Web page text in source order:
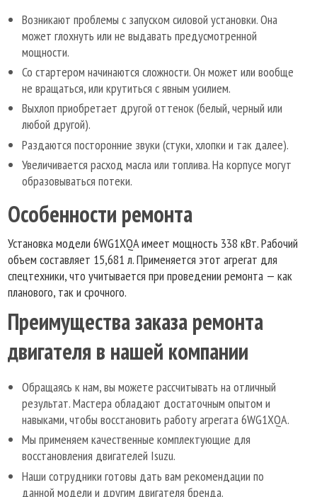
Возникают проблемы с запуском силовой установки. Она
может глохнуть или не выдавать предусмотренной
мощности.
Со стартером начинаются сложности. Он может или вообще
не вращаться, или крутиться с явным усилием.
Выхлоп приобретает другой оттенок (белый, черный или
любой другой).
Раздаются посторонние звуки (стуки, хлопки и так далее).
Увеличивается расход масла или топлива. На корпусе могут
образовываться потеки.
Особенности ремонта
Установка модели 6WG1XQA имеет мощность 338 кВт. Рабочий
объем составляет 15,681 л. Применяется этот агрегат для
спецтехники, что учитывается при проведении ремонта — как
планового, так и срочного.
Преимущества заказа ремонта
двигателя в нашей компании
Обращаясь к нам, вы можете рассчитывать на отличный
результат. Мастера обладают достаточным опытом и
навыками, чтобы восстановить работу агрегата 6WG1XQA.
Мы применяем качественные комплектующие для
восстановления двигателей Isuzu.
Наши сотрудники готовы дать вам рекомендации по
данной модели и другим двигателя бренда.